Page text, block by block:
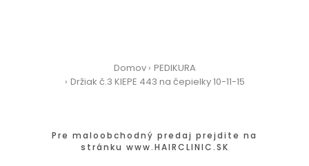
Domov
PEDIKURA
Držiak č.3 KIEPE 443 na čepielky 10-11-15
Pre maloobchodný predaj prejdite na
stránku www.HAIRCLINIC.SK